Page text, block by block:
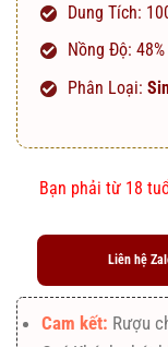
Dung Tích:
Nồng Độ: 48%
Phân Loại:
Bạn phải từ 18
Liên hệ
Cam kết: Rượu